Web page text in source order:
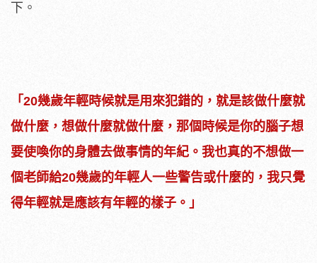
下。
「20幾歲年輕時候就是用來犯錯的，就是該做什麼就
做什麼，想做什麼就做什麼，那個時候是你的腦子想
要使喚你的身體去做事情的年紀。我也真的不想做一
個老師給20幾歲的年輕人一些警告或什麼的，我只覺
得年輕就是應該有年輕的樣子。」